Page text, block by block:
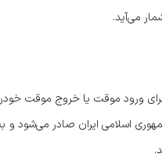
می‌آید.
ورود موقت یا خروج موقت
اسلامی ایران صادر می‌شود